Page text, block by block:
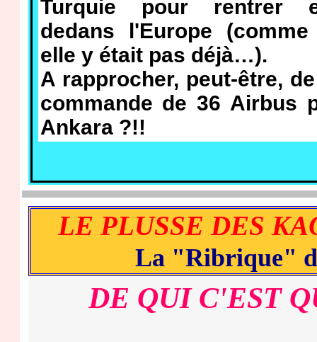
Turquie pour rentrer
dedans l'Europe
elle y était pas déjà…).
A rapprocher, peut-être,
commande de 36 Airbus
Ankara ?!!
LE PLUSSE DES
La "Ribrique"
DE QUI C'EST